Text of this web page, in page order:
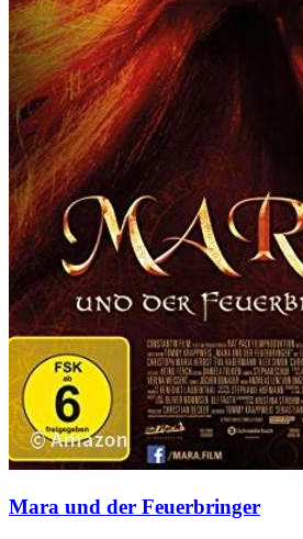
Mara und der Feuerbringer